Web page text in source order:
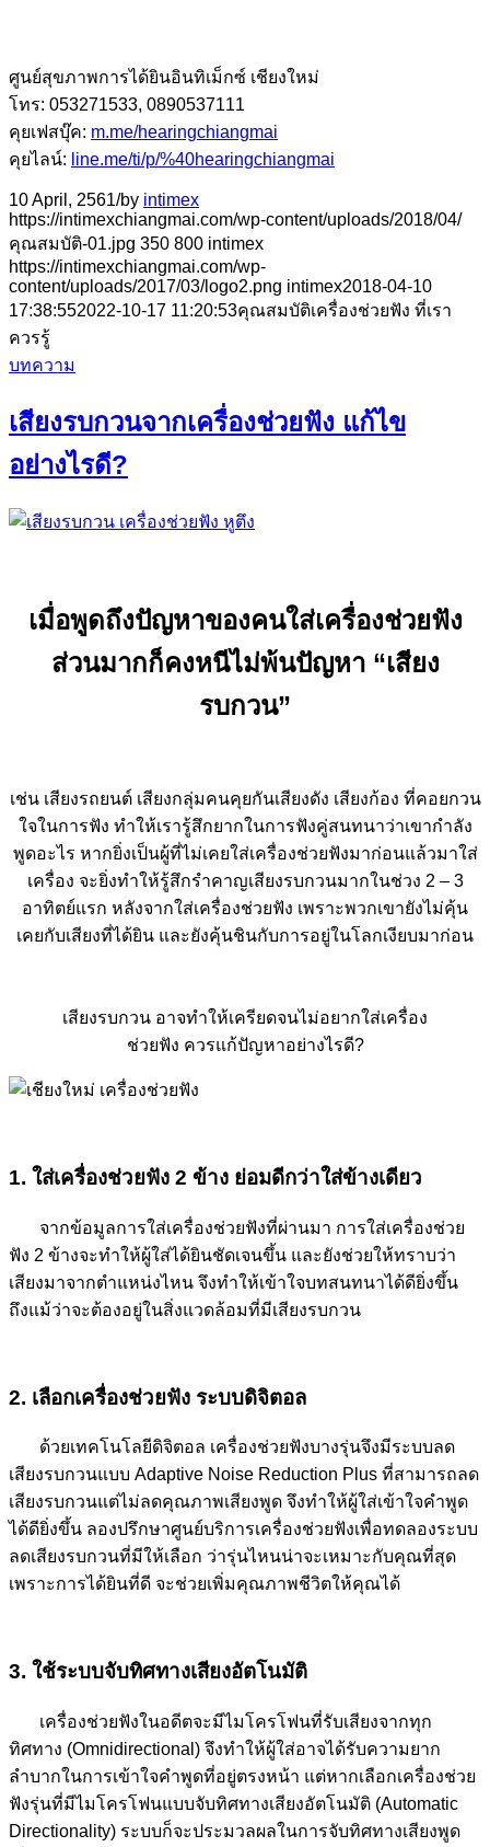
ศูนย์สุขภาพการได้ยินอินทิเม็กซ์ เชียงใหม่
โทร: 053271533, 0890537111
คุยเฟสบุ๊ค: m.me/hearingchiangmai
คุยไลน์: line.me/ti/p/%40hearingchiangmai
10 April, 2561/by intimex
https://intimexchiangmai.com/wp-content/uploads/2018/04/
คุณสมบัติ-01.jpg 350 800 intimex
https://intimexchiangmai.com/wp-
content/uploads/2017/03/logo2.png intimex2018-04-10
17:38:552022-10-17 11:20:53คุณสมบัติเครื่องช่วยฟัง ที่เรา
ควรรู้
บทความ
เสียงรบกวนจากเครื่องช่วยฟัง แก้ไข
อย่างไรดี?
เมื่อพูดถึงปัญหาของคนใส่เครื่องช่วยฟัง
ส่วนมากก็คงหนีไม่พ้นปัญหา “เสียง
รบกวน”
เช่น เสียงรถยนต์ เสียงกลุ่มคนคุยกันเสียงดัง เสียงก้อง ที่คอยกวน
ใจในการฟัง ทำให้เรารู้สึกยากในการฟังคู่สนทนาว่าเขากำลัง
พูดอะไร หากยิ่งเป็นผู้ที่ไม่เคยใส่เครื่องช่วยฟังมาก่อนแล้วมาใส่
เครื่อง จะยิ่งทำให้รู้สึกรำคาญเสียงรบกวนมากในช่วง 2 – 3
อาทิตย์แรก หลังจากใส่เครื่องช่วยฟัง เพราะพวกเขายังไม่คุ้น
เคยกับเสียงที่ได้ยิน และยังคุ้นชินกับการอยู่ในโลกเงียบมาก่อน
เสียงรบกวน อาจทำให้เครียดจนไม่อยากใส่เครื่อง
ช่วยฟัง ควรแก้ปัญหาอย่างไรดี?
1. ใส่เครื่องช่วยฟัง 2 ข้าง ย่อมดีกว่าใส่ข้างเดียว
จากข้อมูลการใส่เครื่องช่วยฟังที่ผ่านมา การใส่เครื่องช่วย
ฟัง 2 ข้างจะทำให้ผู้ใส่ได้ยินชัดเจนขึ้น และยังช่วยให้ทราบว่า
เสียงมาจากตำแหน่งไหน จึงทำให้เข้าใจบทสนทนาได้ดียิ่งขึ้น
ถึงแม้ว่าจะต้องอยู่ในสิ่งแวดล้อมที่มีเสียงรบกวน
2. เลือกเครื่องช่วยฟัง ระบบดิจิตอล
ด้วยเทคโนโลยีดิจิตอล เครื่องช่วยฟังบางรุ่นจึงมีระบบลด
เสียงรบกวนแบบ Adaptive Noise Reduction Plus ที่สามารถลด
เสียงรบกวนแต่ไม่ลดคุณภาพเสียงพูด จึงทำให้ผู้ใส่เข้าใจคำพูด
ได้ดียิ่งขึ้น ลองปรึกษาศูนย์บริการเครื่องช่วยฟังเพื่อทดลองระบบ
ลดเสียงรบกวนที่มีให้เลือก ว่ารุ่นไหนน่าจะเหมาะกับคุณที่สุด
เพราะการได้ยินที่ดี จะช่วยเพิ่มคุณภาพชีวิตให้คุณได้
3. ใช้ระบบจับทิศทางเสียงอัตโนมัติ
เครื่องช่วยฟังในอดีตจะมีไมโครโฟนที่รับเสียงจากทุก
ทิศทาง (Omnidirectional) จึงทำให้ผู้ใส่อาจได้รับความยาก
ลำบากในการเข้าใจคำพูดที่อยู่ตรงหน้า แต่หากเลือกเครื่องช่วย
ฟังรุ่นที่มีไมโครโฟนแบบจับทิศทางเสียงอัตโนมัติ (Automatic
Directionality) ระบบก็จะประมวลผลในการจับทิศทางเสียงพูด